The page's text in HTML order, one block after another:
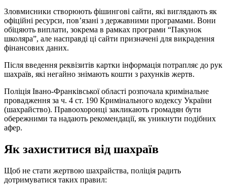
Зловмисники створюють фішингові сайти, які виглядають як
офіційні ресурси, пов’язані з державними програмами. Вони
обіцяють виплати, зокрема в рамках програми “Пакунок
школяра”, але насправді ці сайти призначені для викрадення
фінансових даних.
Після введення реквізитів картки інформація потрапляє до рук
шахраїв, які негайно знімають кошти з рахунків жертв.
Поліція Івано-Франківської області розпочала кримінальне
провадження за ч. 4 ст. 190 Кримінального кодексу України
(шахрайство). Правоохоронці закликають громадян бути
обережними та надають рекомендації, як уникнути подібних
афер.
Як захиститися від шахраїв
Щоб не стати жертвою шахрайства, поліція радить
дотримуватися таких правил: